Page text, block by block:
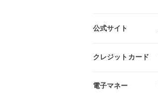
公式サイト
クレジットカード
電子マネー